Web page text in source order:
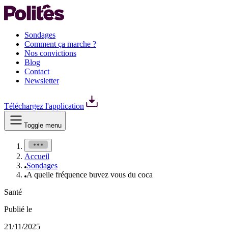
Sondages
Comment ça marche ?
Nos convictions
Blog
Contact
Newsletter
Téléchargez l'application
Toggle menu
Accueil
Sondages
A quelle fréquence buvez vous du coca
Santé
Publié le
21/11/2025